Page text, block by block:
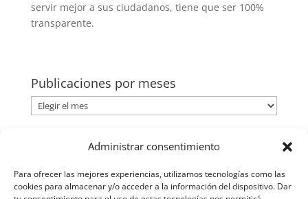
Administrar consentimiento
Para ofrecer las mejores experiencias, utilizamos tecnologías como las
cookies para almacenar y/o acceder a la información del dispositivo. Dar
servir mejor a sus ciudadanos, tiene que ser 100%
transparente.
Publicaciones por meses
Publicaciones
por
Categorías